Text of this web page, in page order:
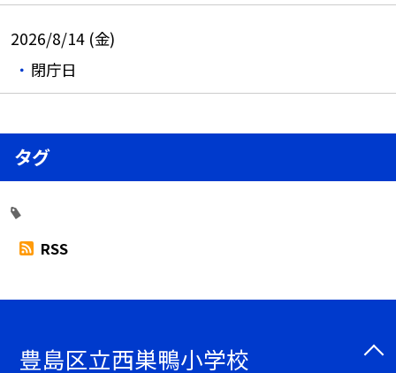
2026/8/14 (金)
閉庁日
タグ
RSS
豊島区立西巣鴨小学校